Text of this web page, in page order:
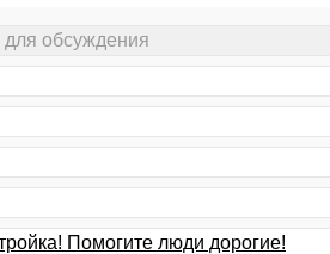
обсуждения
Помогите люди дорогие!